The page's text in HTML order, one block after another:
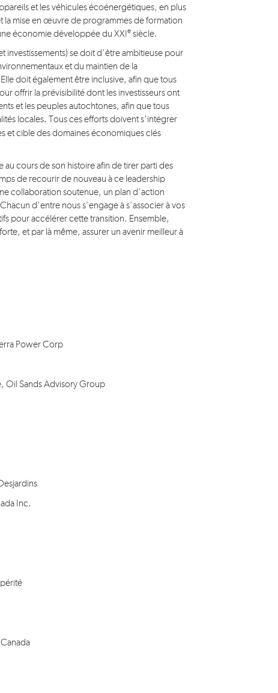
et les véhicules écoénergétiques, en plus
la mise en œuvre de programmes de formation
économie développée du XXIe siècle.
investissements) se doit d’être ambitieuse pour
et du maintien de la
doit également être inclusive, afin que tous
offrir la prévisibilité dont les investisseurs ont
et les peuples autochtones, afin que tous
locales. Tous ces efforts doivent s’intégrer
et cible des domaines économiques clés
au cours de son histoire afin de tirer parti des
de recourir de nouveau à ce leadership
collaboration soutenue, un plan d’action
d’entre nous s’engage à s’associer à vos
pour accélérer cette transition. Ensemble,
et par là même, assurer un avenir meilleur à
Power Corp
Oil Sands Advisory Group
Inc.